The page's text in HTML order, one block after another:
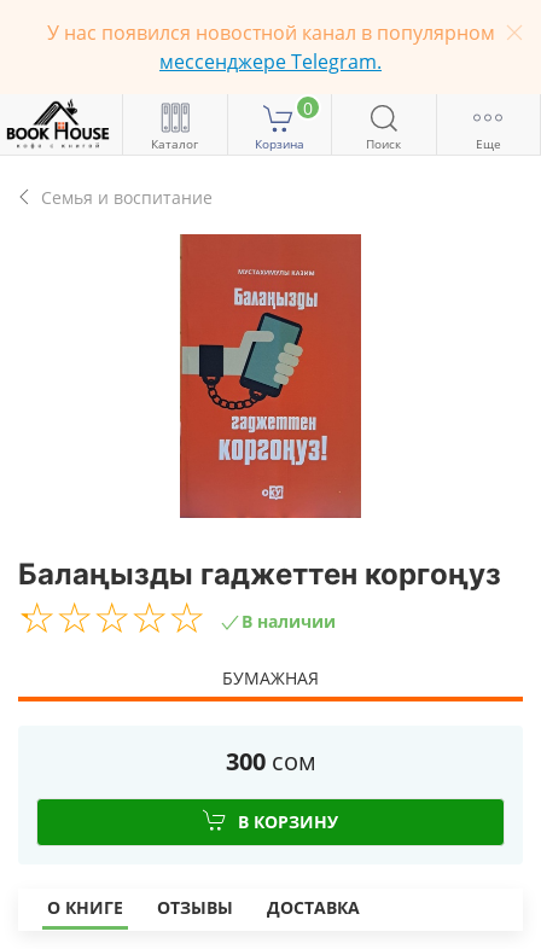
У нас появился новостной канал в популярном
мессенджере Telegram.
Каталог
0
Корзина Поиск Еще
Семья и воспитание
Балаңызды гаджеттен коргоңуз
☆☆☆☆☆
★★★★★ В наличии
БУМАЖНАЯ
300 сом
В КОРЗИНУ
О КНИГЕ ОТЗЫВЫ ДОСТАВКА